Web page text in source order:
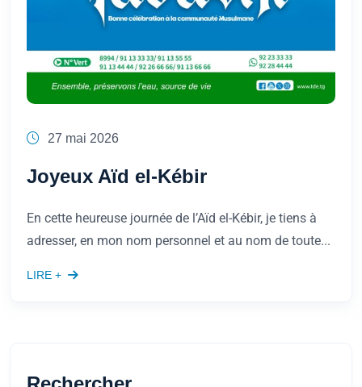
27 mai 2026
Joyeux Aïd el-Kébir
En cette heureuse journée de l’Aïd el-Kébir, je tiens à
adresser, en mon nom personnel et au nom de toute...
LIRE +